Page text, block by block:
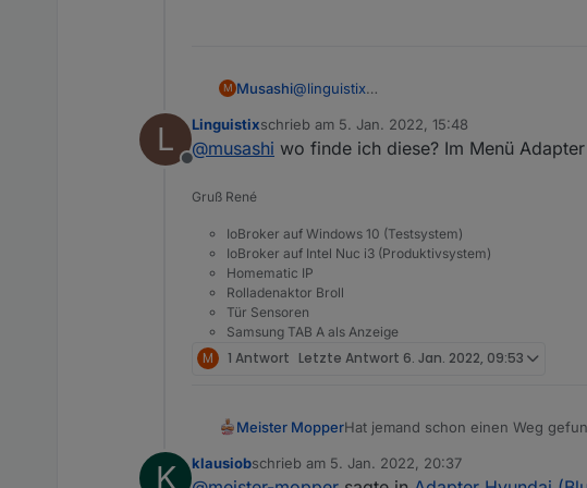
M Musashi@linguistix
😉
L
Offline
Linguistixschrieb am 5. Jan. 2022, 15:48
zuletzt editiert von
@musashi wo finde ich diese? Im Menü
Gruß René
IoBroker auf Windows 10 (Testsystem)
IoBroker auf Intel Nuc i3 (Produktivsystem)
Homematic IP
Rolladenaktor Broll
Tür Sensoren
Samsung TAB A als Anzeige
M 1 Antwort Letzte Antwort 6. Jan. 2022, 09:53
Meister MopperHat jemand schon einen Weg
Das wird aktuell unter dem
Möchte mit den Daten
K klausiobschrieb am 5. Jan. 2022, 20:37
zuletzt editiert von